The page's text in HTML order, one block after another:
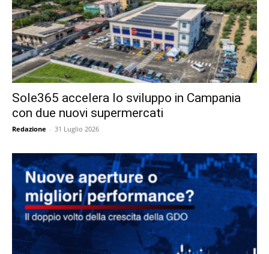
Sole365 accelera lo sviluppo in Campania
con due nuovi supermercati
Redazione - 31 Luglio 2026